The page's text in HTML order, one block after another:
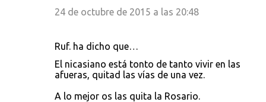
24 de octubre de 2015 a las 20:48
Ruf. ha dicho que…
El nicasiano está tonto de tanto vivir en las
afueras, quitad las vías de una vez.
A lo mejor os las quita la Rosario.